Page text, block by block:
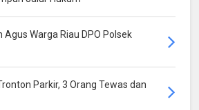
Agus Warga Riau DPO Polsek
Parkir, 3 Orang Tewas dan